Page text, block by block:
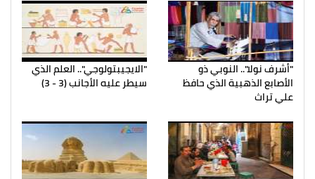
"أشرف نولا".. النوبي ذو
الأصابع الذهبية الذي حافظ
علي تراث
"الايجيبتولوجي".. العلم الذي
سيطر عليه الأجانب (3 - 3)